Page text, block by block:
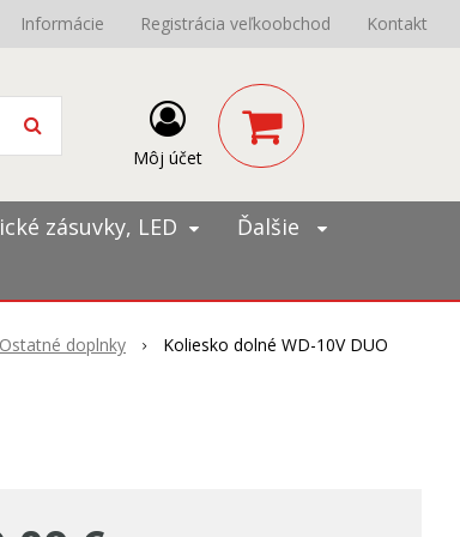
Informácie Registrácia veľkoobchod Kontakt
Môj účet
zásuvky, LED
Ďalšie
Ostatné doplnky Koliesko dolné WD-10V DUO